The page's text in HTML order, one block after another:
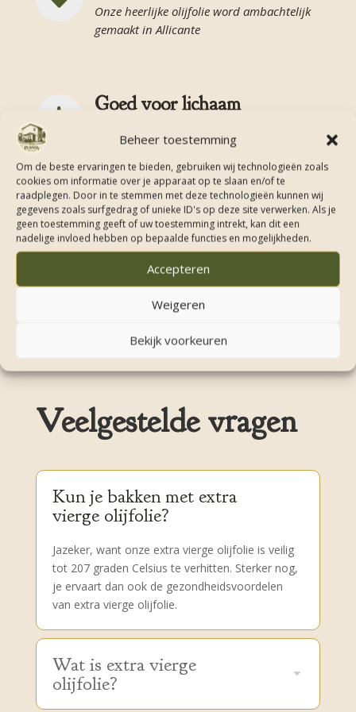
Beheer toestemming
Om de beste ervaringen te bieden, gebruiken wij technologieën zoals
cookies om informatie over je apparaat op te slaan en/of te
raadplegen. Door in te stemmen met deze technologieën kunnen wij
gegevens zoals surfgedrag of unieke ID's op deze site verwerken. Als je
geen toestemming geeft of uw toestemming intrekt, kan dit een
nadelige invloed hebben op bepaalde functies en mogelijkheden.
Accepteren
Weigeren
Bekijk voorkeuren
Onze heerlijke olijfolie word ambachtelijk
gemaakt in Allicante

Goed voor lichaam
Puur natuur. Geen toevoegingen. Echte
olijfolie

Mensen samen brengen
Deel de heerlijke smaak en ervaring met je
familie en vrienden
Veelgestelde vragen
Kun je bakken met extra
vierge olijfolie?
Jazeker, want onze extra vierge olijfolie is veilig
tot 207 graden Celsius te verhitten. Sterker nog,
je ervaart dan ook de gezondheidsvoordelen
van extra vierge olijfolie.
Wat is extra vierge
olijfolie?